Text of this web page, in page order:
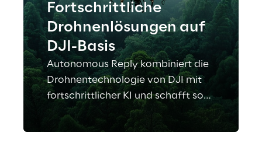
Fortschrittliche
Drohnenlösungen auf
DJI-Basis
Autonomous Reply kombiniert die
Drohnentechnologie von DJI mit
fortschrittlicher KI und schafft so
passgenaue und zukunftsweisende
End-to-End-Lösungen für jeden